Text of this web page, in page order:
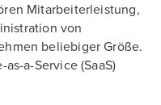
Mitarbeiterleistung,
von
beliebiger Größe.
a-Service (SaaS)